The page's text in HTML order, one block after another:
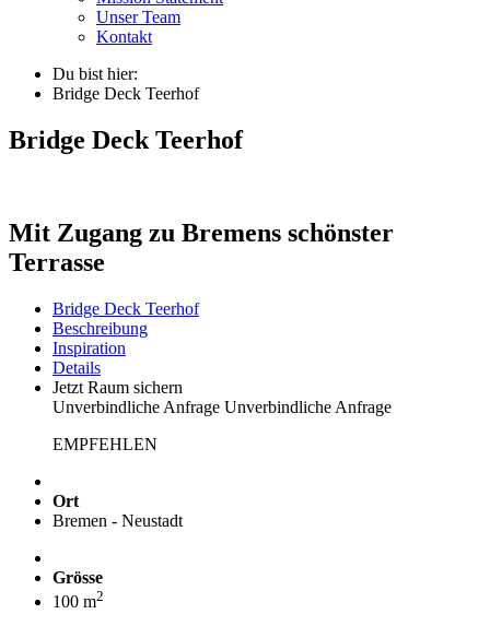
Unser Team
Kontakt
Du bist hier:
Bridge Deck Teerhof
Bridge Deck Teerhof
Mit Zugang zu Bremens schönster
Terrasse
Bridge Deck Teerhof
Beschreibung
Inspiration
Details
Jetzt Raum sichern
Unverbindliche Anfrage Unverbindliche Anfrage
EMPFEHLEN
Ort
Bremen - Neustadt
Grösse
100 m2